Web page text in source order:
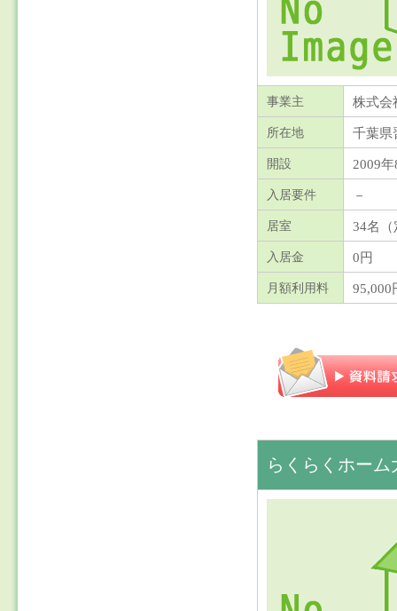
事業主 株式会
所在地 千葉県
開設 2009
入居要件 －
居室 34名
入居金 0円
月額利用料 95,000
らくらくホーム